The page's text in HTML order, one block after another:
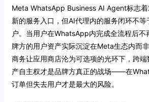
Meta WhatsApp Business AI Agent标志
新的服务入口，但AI代理内的服务闭环不等
户。当用户在WhatsApp内完成全流程后
牌方的用户资产实际沉淀在Meta生态内而
商务让应用商店沦为可选项的光环下，跨
产自主权才是品牌方真正的战场——在
订单但失去用户才是最大的风险。